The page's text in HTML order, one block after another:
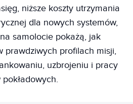
niższe koszty utrzymania
dla nowych systemów,
samolocie pokażą, jak
prawdziwych profilach misji,
uzbrojeniu i pracy